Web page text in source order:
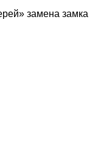
замена замка